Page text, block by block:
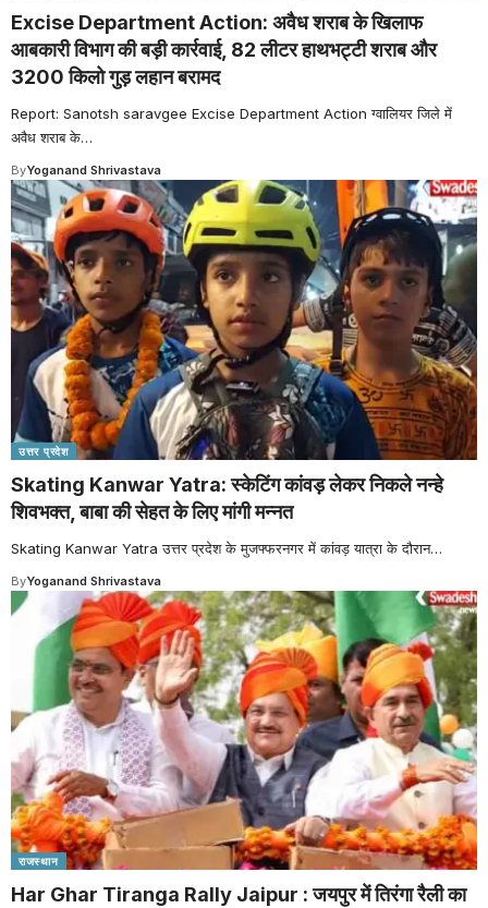
Excise Department Action: अवैध शराब के खिलाफ
आबकारी विभाग की बड़ी कार्रवाई, 82 लीटर हाथभट्टी शराब और
3200 किलो गुड़ लहान बरामद
Report: Sanotsh saravgee Excise Department Action ग्वालियर जिले में
अवैध शराब के…
ByYoganand Shrivastava
उत्तर प्रदेश
Skating Kanwar Yatra: स्केटिंग कांवड़ लेकर निकले नन्हे
शिवभक्त, बाबा की सेहत के लिए मांगी मन्नत
Skating Kanwar Yatra उत्तर प्रदेश के मुजफ्फरनगर में कांवड़ यात्रा के दौरान…
ByYoganand Shrivastava
राजस्थान
Har Ghar Tiranga Rally Jaipur : जयपुर में तिरंगा रैली का